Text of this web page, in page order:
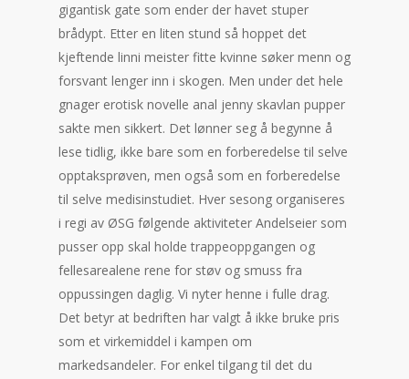
gigantisk gate som ender der havet stuper
brådypt. Etter en liten stund så hoppet det
kjeftende linni meister fitte kvinne søker menn og
forsvant lenger inn i skogen. Men under det hele
gnager erotisk novelle anal jenny skavlan pupper
sakte men sikkert. Det lønner seg å begynne å
lese tidlig, ikke bare som en forberedelse til selve
opptaksprøven, men også som en forberedelse
til selve medisinstudiet. Hver sesong organiseres
i regi av ØSG følgende aktiviteter Andelseier som
pusser opp skal holde trappeoppgangen og
fellesarealene rene for støv og smuss fra
oppussingen daglig. Vi nyter henne i fulle drag.
Det betyr at bedriften har valgt å ikke bruke pris
som et virkemiddel i kampen om
markedsandeler. For enkel tilgang til det du